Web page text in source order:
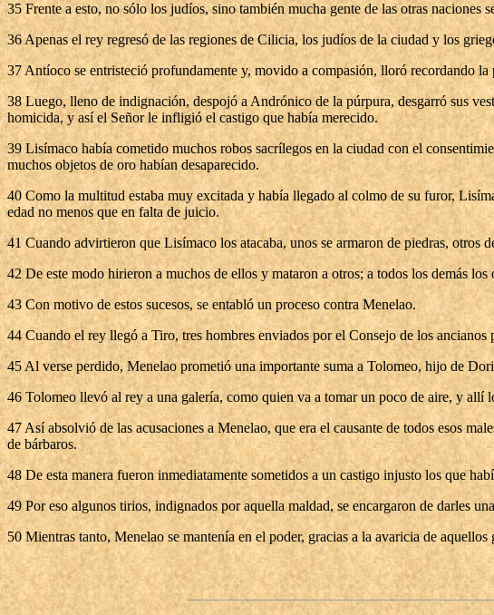
35 Frente a esto, no sólo los judíos, sino también mucha gente de las otras
36 Apenas el rey regresó de las regiones de Cilicia, los judíos de la ciudad y los
37 Antíoco se entristeció profundamente y, movido a compasión, lloró recordando
38 Luego, lleno de indignación, despojó a Andrónico de la púrpura, desgarró sus
homicida, y así el Señor le infligió el castigo que había merecido.
39 Lisímaco había cometido muchos robos sacrílegos en la ciudad con el
muchos objetos de oro habían desaparecido.
40 Como la multitud estaba muy excitada y había llegado al colmo de su furor,
edad no menos que en falta de juicio.
41 Cuando advirtieron que Lisímaco los atacaba, unos se armaron de piedras, otros
42 De este modo hirieron a muchos de ellos y mataron a otros; a todos los demás
43 Con motivo de estos sucesos, se entabló un proceso contra Menelao.
44 Cuando el rey llegó a Tiro, tres hombres enviados por el Consejo de los ancianos
45 Al verse perdido, Menelao prometió una importante suma a Tolomeo, hijo de
46 Tolomeo llevó al rey a una galería, como quien va a tomar un poco de aire, y allí
47 Así absolvió de las acusaciones a Menelao, que era el causante de todos esos
de bárbaros.
48 De esta manera fueron inmediatamente sometidos a un castigo injusto los que
49 Por eso algunos tirios, indignados por aquella maldad, se encargaron de darles
50 Mientras tanto, Menelao se mantenía en el poder, gracias a la avaricia de